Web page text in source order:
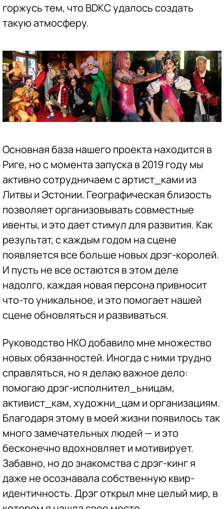
горжусь тем, что BDKC удалось создать
такую атмосферу.
Основная база нашего проекта находится в
Риге, но с момента запуска в 2019 году мы
активно сотрудничаем с артист_ками из
Литвы и Эстонии. Географическая близость
позволяет организовывать совместные
ивенты, и это дает стимул для развития. Как
результат, с каждым годом на сцене
появляется все больше новых дрэг-королей.
И пусть не все остаются в этом деле
надолго, каждая новая персона привносит
что-то уникальное, и это помогает нашей
сцене обновляться и развиваться.
Руководство НКО добавило мне множество
новых обязанностей. Иногда с ними трудно
справляться, но я делаю важное дело:
помогаю дрэг-исполнител_ьницам,
активист_кам, художни_цам и организациям.
Благодаря этому в моей жизни появилось так
много замечательных людей — и это
бесконечно вдохновляет и мотивирует.
Забавно, но до знакомства с дрэг-кинг я
даже не осознавала собственную квир-
идентичность. Дрэг открыл мне целый мир, в